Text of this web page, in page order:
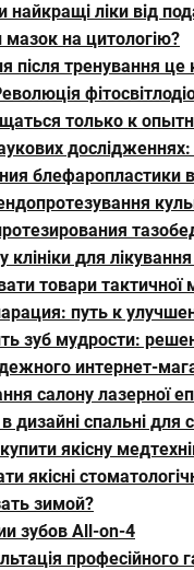
найкращі ліки від
на цитологію?
після тренування
только к
блефаропластики
ендопротезування
клініки для
товари тактичної
путь к
зуб мудрости:
интернет-
салону лазерної
дизайні спальні
якісну
якісні
зимой?
зубов All-on-4
професійного